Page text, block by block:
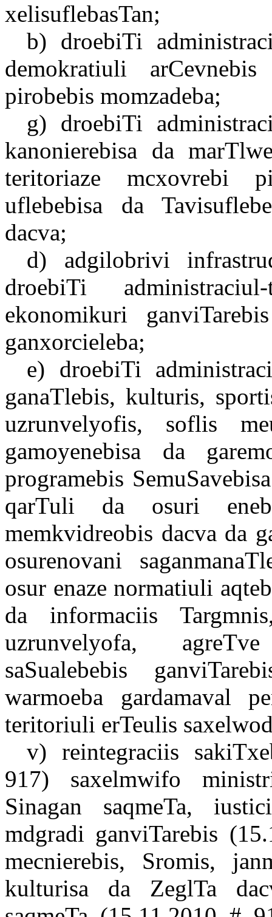
xelisuflebasTan;
b) droebiTi
demokratiuli
pirobebis momzadeba;
g) droebiTi
kanonierebisa da
teritoriaze mcxovrebi
uflebebisa da
dacva;
d) adgilobrivi
droebiTi
ekonomikuri
ganxorcieleba;
e) droebiTi
ganaTlebis, kulturis,
uzrunvelyofis, soflis
gamoyenebisa da
programebis
qarTuli da osuri
memkvidreobis dacva da
osurenovani
osur enaze normatiuli
da informaciis
uzrunvelyofa,
saSualebebis
warmoeba gardamaval
teritoriuli erTeulis
v) reintegraciis
917) saxelmwifo
Sinagan saqmeTa,
mdgradi ganviTarebis
mecnierebis, Sromis,
kulturisa da ZeglTa